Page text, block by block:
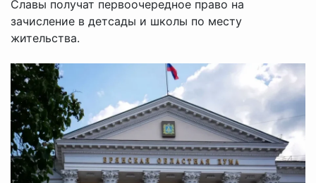
Славы получат первоочередное право на
зачисление в детсады и школы по месту
жительства.